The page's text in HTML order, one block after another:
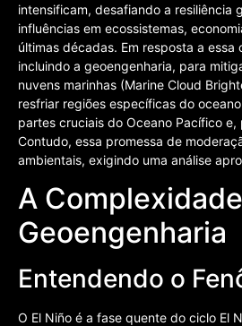
intensificam, desafiando a resiliência
influências em ecossistemas,
últimas décadas. Em resposta a
incluindo a geoengenharia, para
nuvens marinhas (Marine Cloud
resfriar regiões específicas do
partes cruciais do Oceano Pacífico
Contudo, essa promessa de
ambientais, exigindo uma análise
A
Geoengenharia
Entendendo o
O El Niño é a fase quente do ciclo El